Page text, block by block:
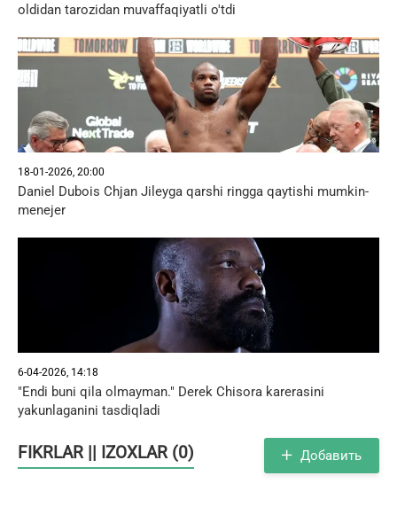
oldidan tarozidan muvaffaqiyatli o'tdi
18-01-2026, 20:00
Daniel Dubois Chjan Jileyga qarshi ringga qaytishi mumkin-
menejer
6-04-2026, 14:18
"Endi buni qila olmayman." Derek Chisora karerasini
yakunlaganini tasdiqladi
FIKRLAR || IZOXLAR (0) Добавить